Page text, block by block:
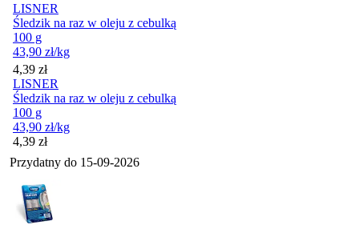
LISNER
Śledzik na raz w oleju z cebulką
100 g
43,90 zł/kg
Cena
4,39 zł
LISNER
Śledzik na raz w oleju z cebulką
100 g
43,90 zł/kg
Cena
4,39 zł
Przydatny do 15-09-2026